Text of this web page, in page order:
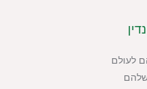
לעולם